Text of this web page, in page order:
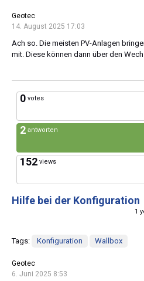
Geotec
14. August 2025 17:03
Ach so. Die meisten PV-Anlagen
mit. Diese können dann über den
0 votes
2 antworten
152 views
Hilfe bei der Konfiguration
1
Tags: Konfiguration Wallbox
Geotec
6. Juni 2025 8:53